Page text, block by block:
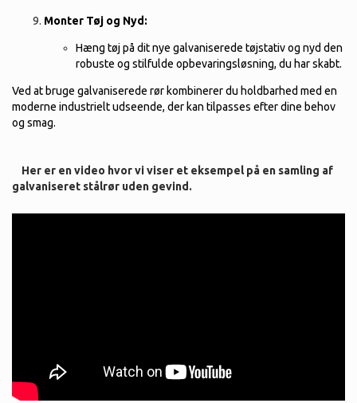
Monter Tøj og Nyd:
Hæng tøj på dit nye galvaniserede tøjstativ og nyd den
robuste og stilfulde opbevaringsløsning, du har skabt.
Ved at bruge galvaniserede rør kombinerer du holdbarhed med en
moderne industrielt udseende, der kan tilpasses efter dine behov
og smag.
Her er en video hvor vi viser et eksempel på en samling af
galvaniseret stålrør uden gevind.